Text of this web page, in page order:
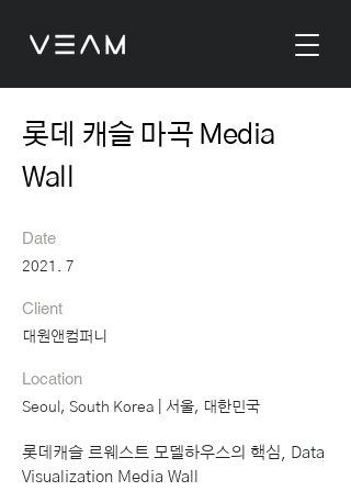
롯데 캐슬 마곡 Media
Wall
Date
2021. 7
Client
대원앤컴퍼니
Location
Seoul, South Korea | 서울, 대한민국
롯데캐슬 르웨스트 모델하우스의 핵심, Data
Visualization Media Wall